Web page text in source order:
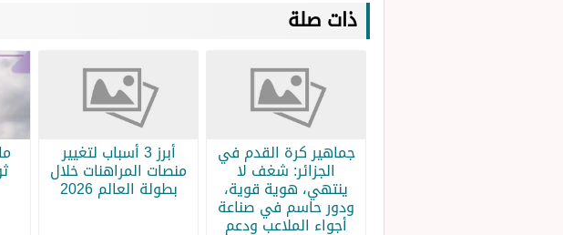
ذات صلة
جماهير كرة القدم في
الجزائر: شغف لا
ينتهي، هوية قوية،
ودور حاسم في صناعة
أجواء الملاعب ودعم
أبرز 3 أسباب لتغيير
منصات المراهنات خلال
بطولة العالم 2026